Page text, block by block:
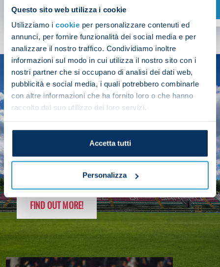
Questo sito web utilizza i cookie
Utilizziamo i cookie per personalizzare contenuti ed
annunci, per fornire funzionalità dei social media e per
analizzare il nostro traffico. Condividiamo inoltre
informazioni sul modo in cui utilizza il nostro sito con i
nostri partner che si occupano di analisi dei dati web,
pubblicità e social media, i quali potrebbero combinarle
con altre informazioni che ha fornito loro o che hanno
raccolto dal suo utilizzo dei loro servizi.
Accetta tutti
Personalizza
SHOP NOW
SEASON
2025/26
FOLLOW THE CHAMPS' JOURNEY
FIND OUT MORE!